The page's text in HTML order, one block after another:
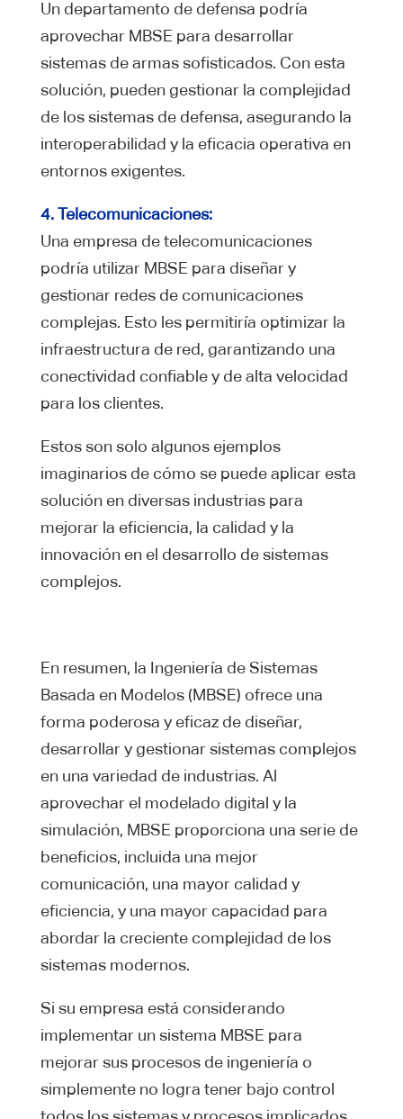
Un departamento de defensa podría
aprovechar MBSE para desarrollar
sistemas de armas sofisticados. Con esta
solución, pueden gestionar la complejidad
de los sistemas de defensa, asegurando la
interoperabilidad y la eficacia operativa en
entornos exigentes.
4. Telecomunicaciones:
Una empresa de telecomunicaciones
podría utilizar MBSE para diseñar y
gestionar redes de comunicaciones
complejas. Esto les permitiría optimizar la
infraestructura de red, garantizando una
conectividad confiable y de alta velocidad
para los clientes.
Estos son solo algunos ejemplos
imaginarios de cómo se puede aplicar esta
solución en diversas industrias para
mejorar la eficiencia, la calidad y la
innovación en el desarrollo de sistemas
complejos.
En resumen, la Ingeniería de Sistemas
Basada en Modelos (MBSE) ofrece una
forma poderosa y eficaz de diseñar,
desarrollar y gestionar sistemas complejos
en una variedad de industrias. Al
aprovechar el modelado digital y la
simulación, MBSE proporciona una serie de
beneficios, incluida una mejor
comunicación, una mayor calidad y
eficiencia, y una mayor capacidad para
abordar la creciente complejidad de los
sistemas modernos.
Si su empresa está considerando
implementar un sistema MBSE para
mejorar sus procesos de ingeniería o
simplemente no logra tener bajo control